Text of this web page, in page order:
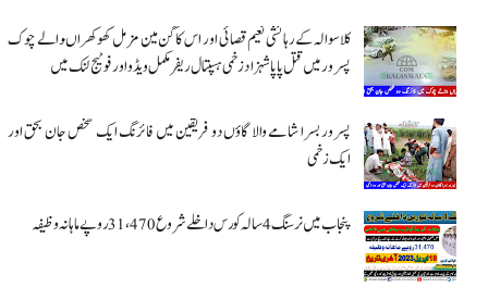
کلاسوالہ کے رہائشی نعیم قصائی اور اس کاگن مین مزمل کھوکھراںوالے چوک
پسرور میں قتل پاپا شہزاد زخمی ہسپتال ریفر مکمل ویڈو اور فوٹیج لنک میں
پسرور بسرا شامے والا گاؤں دو فریقین میں فائرنگ ایک شخص جان بحق اور
ایک زخمی
پنجاب میں نرسنگ 4 سالہ کورس داخلے شروع 31،470 روپے ماہانہ وظیفہ